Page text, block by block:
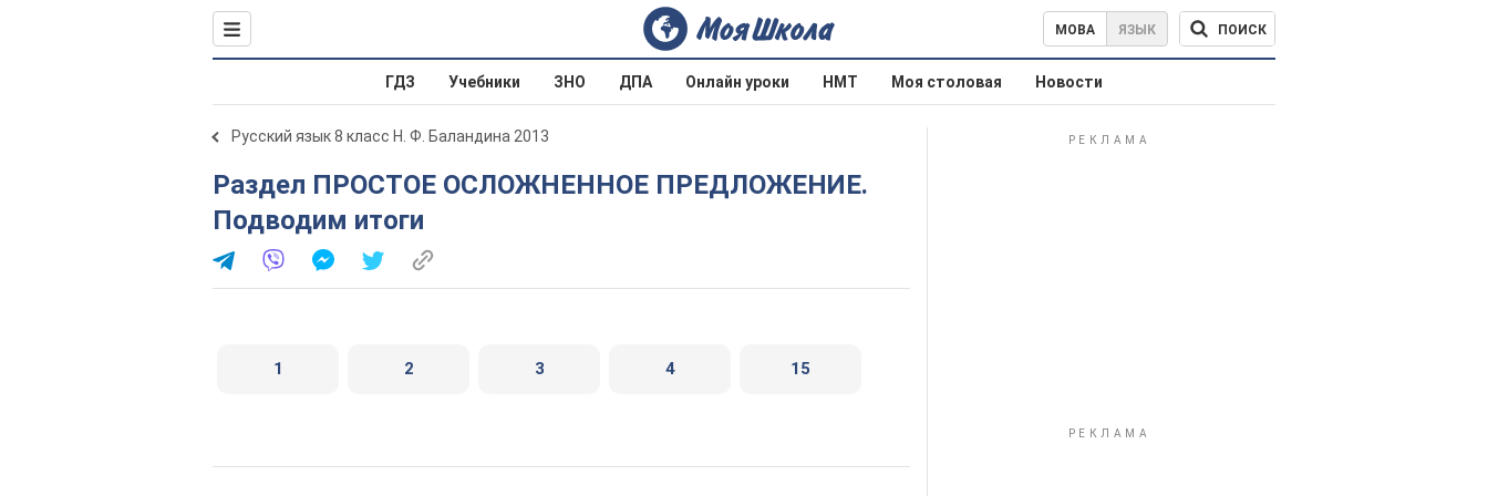
МОВА ЯЗЫК ПОИСК
ГДЗ Учебники ЗНО ДПА Онлайн уроки НМТ Моя столовая Новости
Русский язык 8 класс Н. Ф. Баландина 2013
Раздел ПРОСТОЕ ОСЛОЖНЕННОЕ ПРЕДЛОЖЕНИЕ.
Подводим итоги
1 2 3 4 15